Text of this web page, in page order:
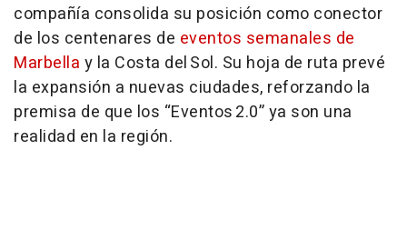
compañía consolida su posición como conector
de los centenares de eventos semanales de
Marbella y la Costa del Sol. Su hoja de ruta prevé
la expansión a nuevas ciudades, reforzando la
premisa de que los “Eventos 2.0” ya son una
realidad en la región.